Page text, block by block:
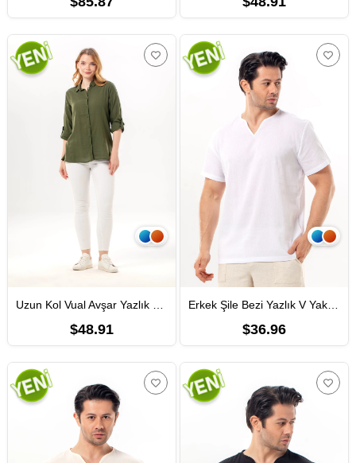
$48.91
Erkek Şile Bezi Yazlık V Yaka Kısa Kol Atlet Beyaz Byz
$36.96